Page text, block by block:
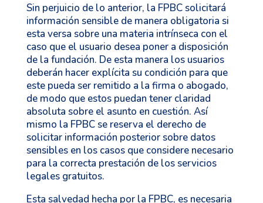
Sin perjuicio de lo anterior, la FPBC solicitará
información sensible de manera obligatoria si
esta versa sobre una materia intrínseca con el
caso que el usuario desea poner a disposición
de la fundación. De esta manera los usuarios
deberán hacer explícita su condición para que
este pueda ser remitido a la firma o abogado,
de modo que estos puedan tener claridad
absoluta sobre el asunto en cuestión. Así
mismo la FPBC se reserva el derecho de
solicitar información posterior sobre datos
sensibles en los casos que considere necesario
para la correcta prestación de los servicios
legales gratuitos.
Esta salvedad hecha por la FPBC, es necesaria